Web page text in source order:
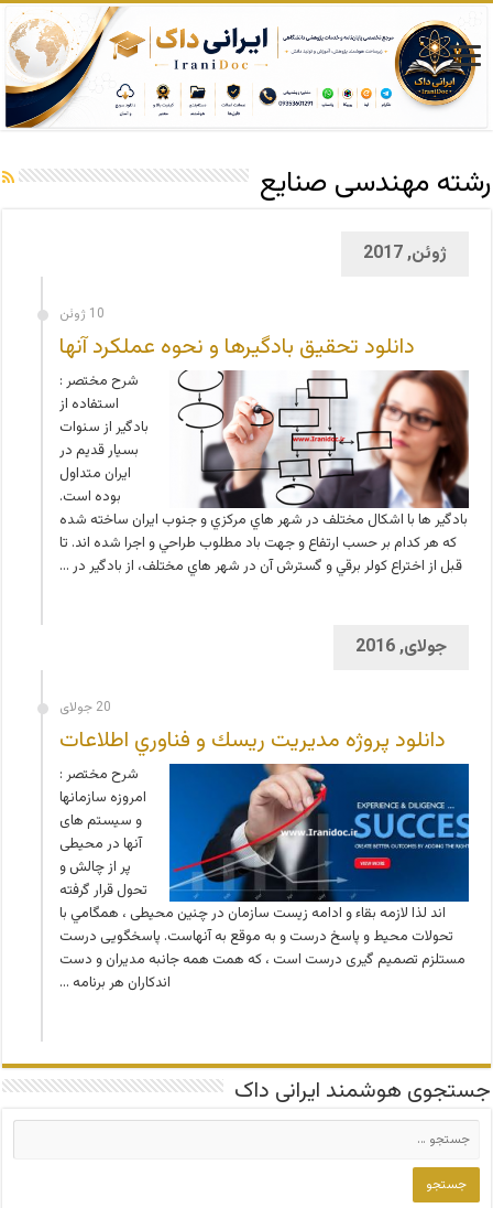
رشته مهندسی صنایع
ژوئن, 2017
10 ژوئن
دانلود تحقیق بادگیرها و نحوه عملکرد آنها
شرح مختصر :
استفاده از
بادگير از سنوات
بسيار قديم در
ايران متداول
بوده است.
بادگير ها با اشكال مختلف در شهر هاي مركزي و جنوب ايران ساخته شده
كه هر كدام بر حسب ارتفاع و جهت باد مطلوب طراحي و اجرا شده اند. تا
قبل از اختراع كولر برقي و گسترش آن در شهر هاي مختلف، از بادگير در …
جولای, 2016
20 جولای
دانلود پروژه مديريت ريسك و فناوري اطلاعات
شرح مختصر :
امروزه سازمانها
و سیستم های
آنها در محیطی
پر از چالش و
تحول قرار گرفته
اند لذا لازمه بقاء و ادامه زيست سازمان در چنین محیطی ، همگامي با
تحولات محيط و پاسخ درست و به موقع به آنهاست. پاسخگویی درست
مستلزم تصمیم گیری درست است ، که همت همه جانبه مدیران و دست
اندکاران هر برنامه …
جستجوی هوشمند ایرانی داک